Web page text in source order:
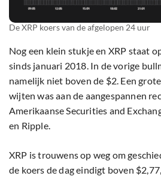
De XRP koers van de afgelopen 24 uur
Nog een klein stukje en XRP staat
sinds januari 2018. In de vorige
namelijk niet boven de $2. Een
wijten was aan de aangespannen
Amerikaanse Securities and
en Ripple.
XRP is trouwens op weg om
de koers de dag eindigt boven